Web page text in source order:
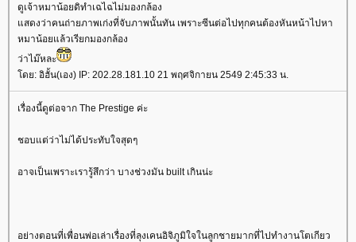
ดูเจ้าหมาน้อยดิทำเฉไฉไม่มองกล้อง
สดงว่าคนถ่ายภาพเก่งที่จับภาพนั้นทัน เพราะซีนต่อไปทุกคนต้องหันหน้าไปหา
หมาน้อยแล้วเรียกมองกล้อง
ว่าไม๊หละ
ดย: อิฮั้น(เอง) IP: 202.28.181.10 21 พฤศจิกายน 2549 2:45:33 น.
เรื่องนี้ดูต่อจาก The Prestige ค่ะ
ชอบแต่ว่าไม่ได้ประทับใจสุดๆ
อาจเป็นเพราะเรารู้สึกว่า บางช่วงมัน built เกินน่ะ
อย่างตอนที่เพื่อนพ่อเล่าเรื่องที่ลุงเคนอิจิภูมิใจในลูกชายมากที่ไปทำงานโตเกียว